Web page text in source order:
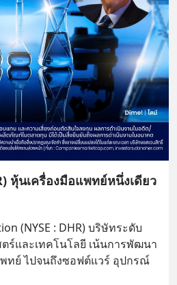
หุ้นเครื่องมือแพทย์หนึ่งเดียว
(NYSE : DHR) บริษัทระดับ
ร์และเทคโนโลยี เน้นการพัฒนา
ทย์ ไปจนถึงซอฟต์แวร์ อุปกรณ์